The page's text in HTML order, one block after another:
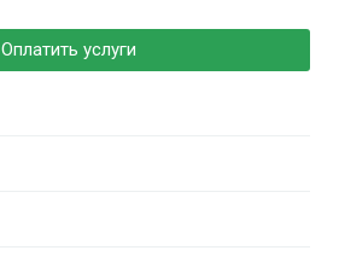
Оплатить услуги